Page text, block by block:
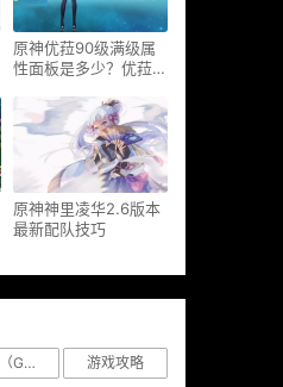
原神优菈90级满级属
性面板是多少？优菈大
原神神里凌华2.6版本
最新配队技巧
原神（Genshin Impact）
游戏攻略